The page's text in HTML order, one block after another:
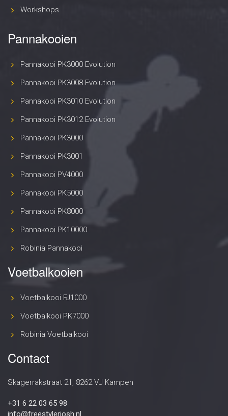
Workshops
Pannakooien
Pannakooi PK3000 Evolution
Pannakooi PK3008 Evolution
Pannakooi PK3010 Evolution
Pannakooi PK3012 Evolution
Pannakooi PK3000
Pannakooi PK3001
Pannakooi PV4000
Pannakooi PK5000
Pannakooi PK8000
Pannakooi PK10000
Robinia Pannakooi
Voetbalkooien
Voetbalkooi FJ1000
Voetbalkooi PK7000
Robinia Voetbalkooi
Contact
Skagerrakstraat 21, 8262 VJ Kampen
+31 6 22 03 65 98
info@freestylerjosh.nl